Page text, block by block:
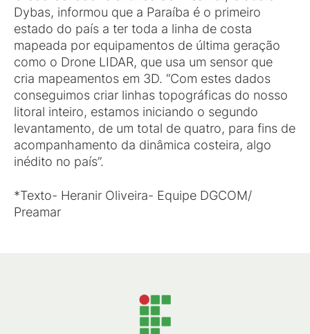
Dybas, informou que a Paraíba é o primeiro
estado do país a ter toda a linha de costa
mapeada por equipamentos de última geração
como o Drone LIDAR, que usa um sensor que
cria mapeamentos em 3D. “Com estes dados
conseguimos criar linhas topográficas do nosso
litoral inteiro, estamos iniciando o segundo
levantamento, de um total de quatro, para fins de
acompanhamento da dinâmica costeira, algo
inédito no país”.
*Texto- Heranir Oliveira- Equipe DGCOM/
Preamar